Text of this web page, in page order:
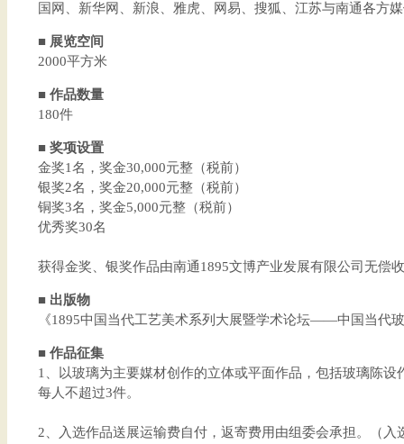
国网、新华网、新浪、雅虎、网易、搜狐、江苏与南通各方
■ 展览空间
2000平方米
■ 作品数量
180件
■ 奖项设置
金奖1名，奖金30,000元整（税前）
银奖2名，奖金20,000元整（税前）
铜奖3名，奖金5,000元整（税前）
优秀奖30名
获得金奖、银奖作品由南通1895文博产业发展有限公司无偿
■ 出版物
《1895中国当代工艺美术系列大展暨学术论坛——中国当代
■ 作品征集
1、以玻璃为主要媒材创作的立体或平面作品，包括玻璃陈设
每人不超过3件。
2、入选作品送展运输费自付，返寄费用由组委会承担。（入